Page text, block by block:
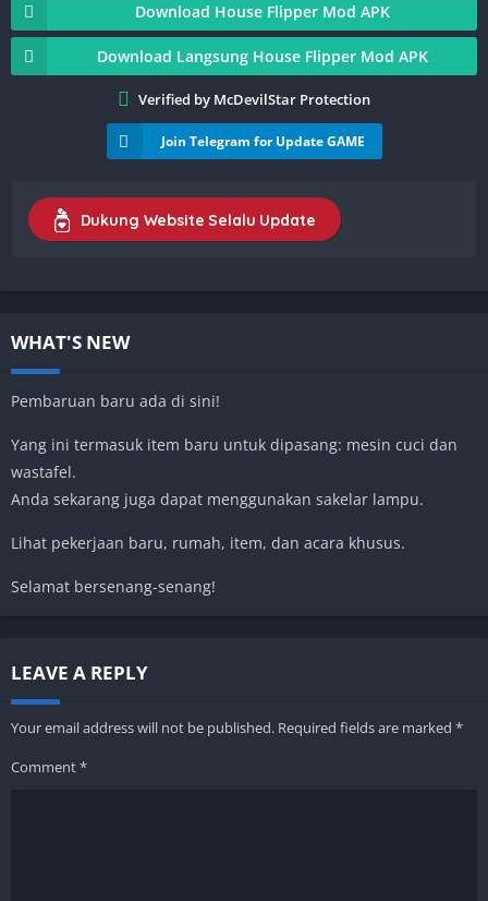
Download House Flipper Mod APK
Download Langsung House Flipper Mod APK
Verified by McDevilStar Protection
Join Telegram for Update GAME
Dukung Website Selalu Update
WHAT'S NEW
Pembaruan baru ada di sini!
Yang ini termasuk item baru untuk dipasang: mesin cuci dan
wastafel.
Anda sekarang juga dapat menggunakan sakelar lampu.
Lihat pekerjaan baru, rumah, item, dan acara khusus.
Selamat bersenang-senang!
LEAVE A REPLY
Your email address will not be published. Required fields are marked *
Comment*